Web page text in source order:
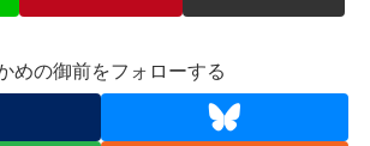
めの御前をフォローする